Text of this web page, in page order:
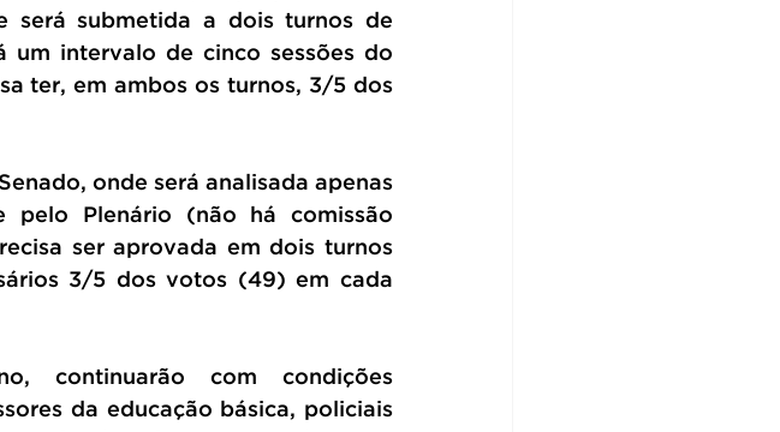
será submetida a dois turnos de
um intervalo de cinco sessões do
ter, em ambos os turnos, 3/5 dos
onde será analisada apenas
pelo Plenário (não há comissão
ser aprovada em dois turnos
3/5 dos votos (49) em cada
continuarão com condições
da educação básica, policiais